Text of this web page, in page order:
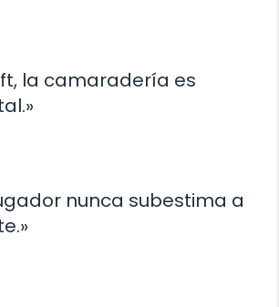
la camaradería es
nunca subestima a